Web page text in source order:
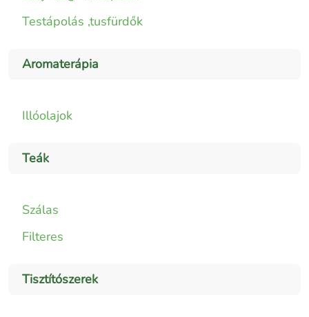
Testápolás ,tusfürdők
Aromaterápia
Illóolajok
Teák
Szálas
Filteres
Tisztítószerek